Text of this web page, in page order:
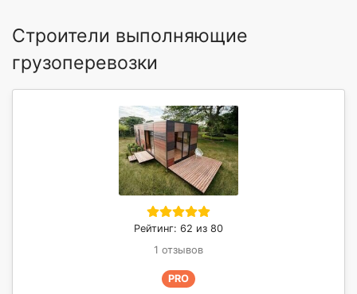
Строители выполняющие
грузоперевозки
Рейтинг: 62 из 80
1 отзывов
PRO